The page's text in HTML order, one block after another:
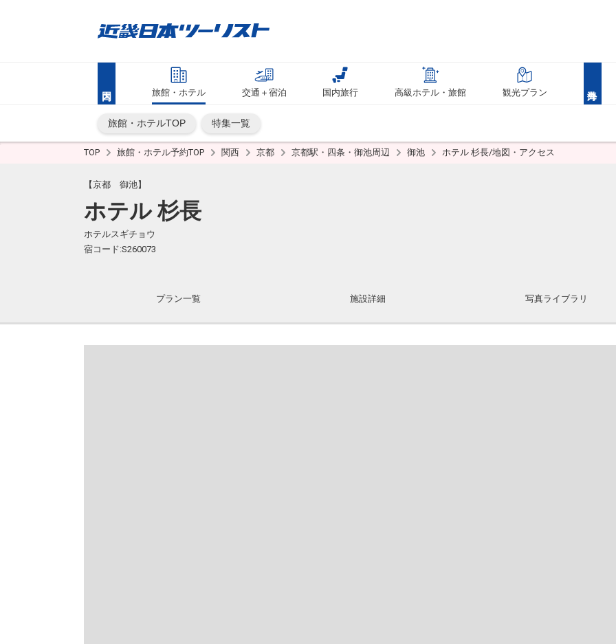
旅館・ホテル 交通＋宿泊 国内旅行 高級ホテル・旅館 観光プラン
旅館・ホテルTOP 特集一覧
TOP 旅館・ホテル予約TOP 関西 京都 京都駅・四条・御池周辺 御池 ホテル 杉長/地図・アクセス
【京都 御池】
ホテル 杉長
ホテルスギチョウ
宿コード:S260073
プラン一覧 施設詳細 写真ライブラリ